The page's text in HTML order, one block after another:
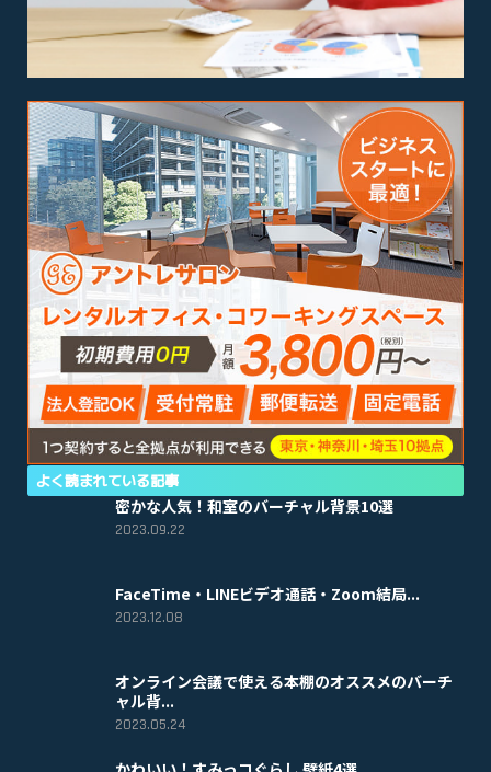
よく読まれている記事
密かな人気！和室のバーチャル背景10選
2023.09.22
FaceTime・LINEビデオ通話・Zoom結局...
2023.12.08
オンライン会議で使える本棚のオススメのバーチ
ャル背...
2023.05.24